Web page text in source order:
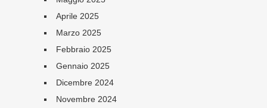
Aprile 2025
Marzo 2025
Febbraio 2025
Gennaio 2025
Dicembre 2024
Novembre 2024